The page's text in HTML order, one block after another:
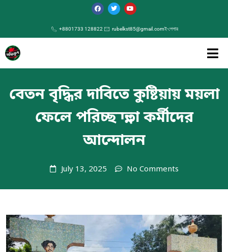
+8801733 128822 rubelkst85@gmail.comই-পেপার
বেতন বৃদ্ধির দাবিতে কুষ্টিয়ায় ময়লা
ফেলে পরিচ্ছন্নতা কর্মীদের
আন্দোলন
July 13, 2025 No Comments